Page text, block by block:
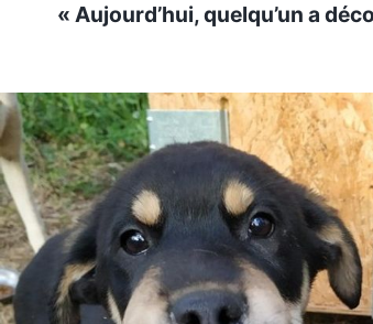
« Aujourd’hui, quelqu’un a